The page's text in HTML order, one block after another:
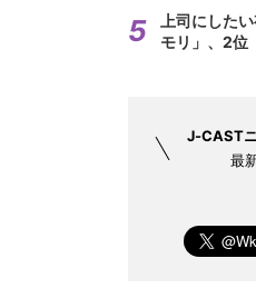
上司にした
モリ」、2位
J-CAST
最